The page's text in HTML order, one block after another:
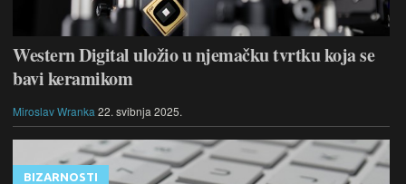
Western Digital uložio u njemačku tvrtku koja se
bavi keramikom
Miroslav Wranka 22. svibnja 2025.
BIZARNOSTI